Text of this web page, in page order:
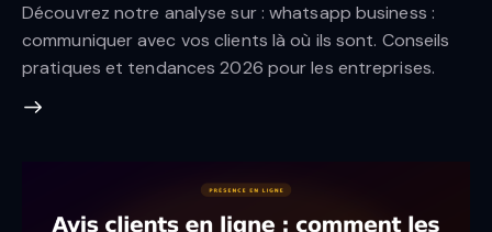
Découvrez notre analyse sur : whatsapp business :
communiquer avec vos clients là où ils sont. Conseils
pratiques et tendances 2026 pour les entreprises.